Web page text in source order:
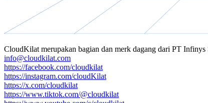
CloudKilat merupakan bagian dan merk dagang dari PT Infinys
info@cloudkilat.com
https://facebook.com/cloudkilat
https://instagram.com/cloudKilat
https://x.com/cloudkilat
https://www.tiktok.com/@cloudkilat